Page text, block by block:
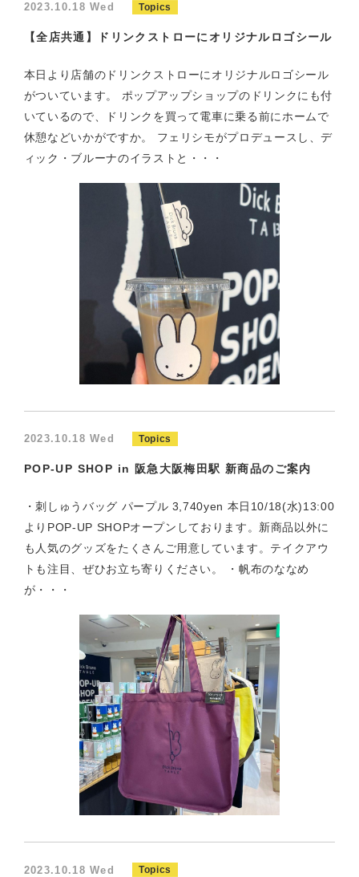
2023.10.18 Wed Topics
【全店共通】ドリンクストローにオリジナルロゴシール
本日より店舗のドリンクストローにオリジナルロゴシール
がついています。 ポップアップショップのドリンクにも付
いているので、ドリンクを買って電車に乗る前にホームで
休憩などいかがですか。 フェリシモがプロデュースし、デ
ィック・ブルーナのイラストと・・・
2023.10.18 Wed Topics
POP-UP SHOP in 阪急大阪梅田駅 新商品のご案内
・刺しゅうバッグ パープル 3,740yen 本日10/18(水)13:00
よりPOP-UP SHOPオープンしております。新商品以外に
も人気のグッズをたくさんご用意しています。テイクアウ
トも注目、ぜひお立ち寄りください。 ・帆布のななめ
が・・・
2023.10.18 Wed Topics